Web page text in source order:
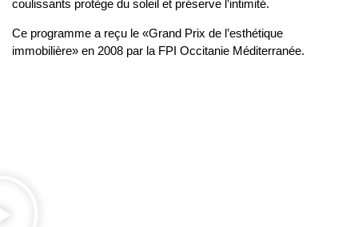
coulissants protège du soleil et préserve l’intimité.
Ce programme a reçu le «Grand Prix de l’esthétique
immobilière» en 2008 par la FPI Occitanie Méditerranée.